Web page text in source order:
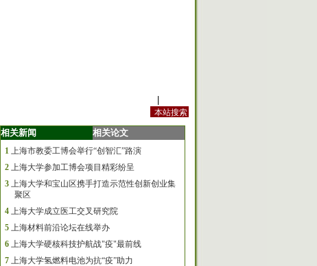
相关新闻 相关论文
1 上海市教委工博会举行“创智汇”路演
2 上海大学参加工博会项目精彩纷呈
3 上海大学和宝山区携手打造示范性创新创业集
聚区
4 上海大学成立医工交叉研究院
5 上海材料前沿论坛在线举办
6 上海大学硬核科技护航战"疫"最前线
7 上海大学氢燃料电池为抗“疫”助力